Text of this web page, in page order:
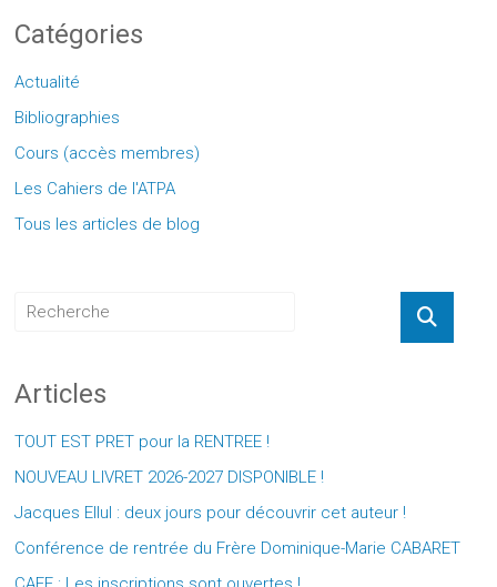
Catégories
Actualité
Bibliographies
Cours (accès membres)
Les Cahiers de l'ATPA
Tous les articles de blog
Articles
TOUT EST PRET pour la RENTREE !
NOUVEAU LIVRET 2026-2027 DISPONIBLE !
Jacques Ellul : deux jours pour découvrir cet auteur !
Conférence de rentrée du Frère Dominique-Marie CABARET